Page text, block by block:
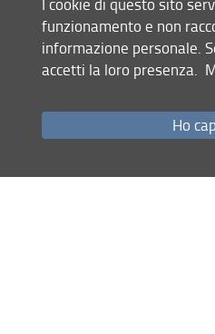
Documentazione istituzionale
funzionamento e non
informazione personale.
accetti la loro presenza.
Ho